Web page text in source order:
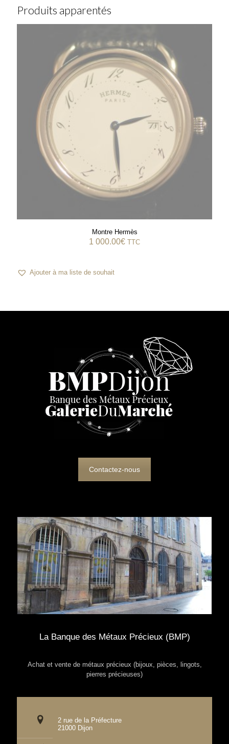
Produits apparentés
Montre Hermès
1 000.00€ TTC
Ajouter à ma liste de souhait
Contactez-nous
La Banque des Métaux Précieux (BMP)
Achat et vente de métaux précieux (bijoux, pièces, lingots,
pierres précieuses)
2 rue de la Préfecture
21000 Dijon